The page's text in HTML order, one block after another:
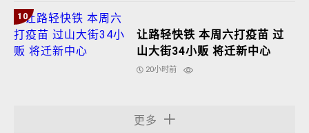
10
让路轻快铁 本周六打疫苗 过
山大街34小贩 将迁新中心
20小时前
更多